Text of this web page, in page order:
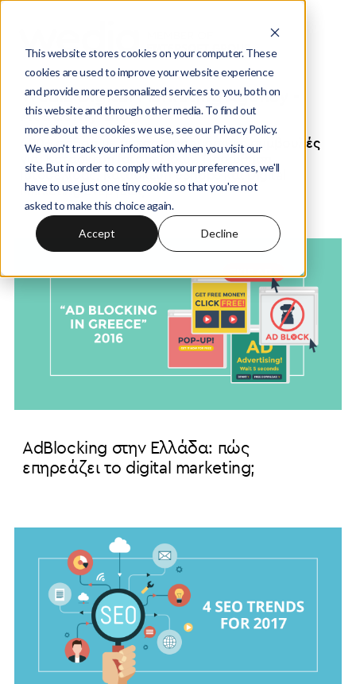
This website stores cookies on your computer. These
cookies are used to improve your website experience
and provide more personalized services to you, both on
this website and through other media. To find out
more about the cookies we use, see our Privacy Policy.
We won't track your information when you visit our
site. But in order to comply with your preferences, we'll
have to use just one tiny cookie so that you're not
asked to make this choice again.
Accept Decline
Wedia Digital Marketing Agency -
Academy Blog
400+ άρθρα με άμεσα εφαρμόσιμες συμβουλές
Ιστοσελίδας, Κατασκευή eShops και Digital
Marketing ενέργειες
AdBlocking στην Ελλάδα: πώς
επηρεάζει το digital marketing;